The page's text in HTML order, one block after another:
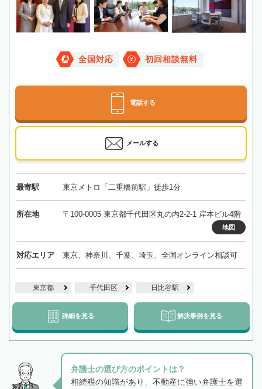
全国対応 初回相談無料
電話する
メールする
最寄駅 東京メトロ「二重橋前駅」徒歩1分
所在地 〒100-0005 東京都千代田区丸の内2-2-1 岸本ビル4階
地図
対応エリア 東京、神奈川、千葉、埼玉、全国オンライン相談可
東京都 千代田区 日比谷駅
詳細を見る 解決事例を見る
弁護士の選び方のポイントは？
相続税の知識があり、不動産に強い弁護士を選